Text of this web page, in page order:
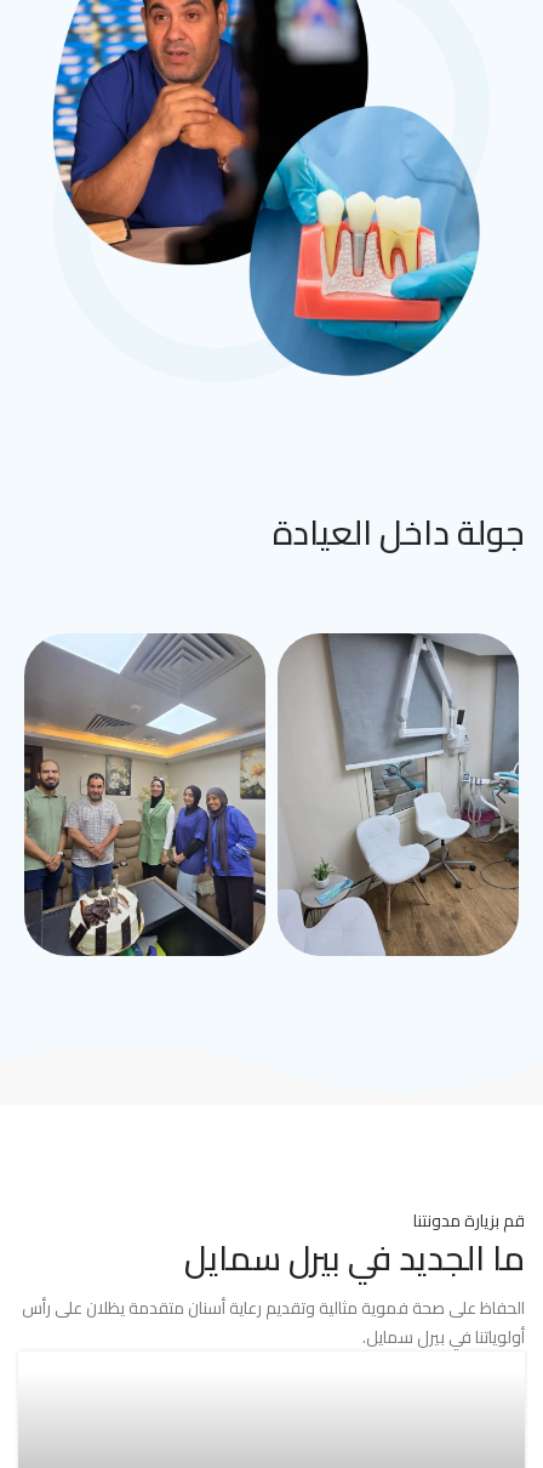
جولة داخل العيادة
قم بزيارة مدونتنا
ما الجديد في بيرل سمايل
الحفاظ على صحة فموية مثالية وتقديم رعاية أسنان متقدمة يظلان على رأس
أولوياتنا في بيرل سمايل.